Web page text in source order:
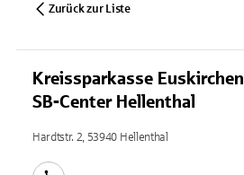
Zurück zur Liste
Kreissparkasse Euskirchen
SB-Center Hellenthal
Hardtstr. 2, 53940 Hellenthal